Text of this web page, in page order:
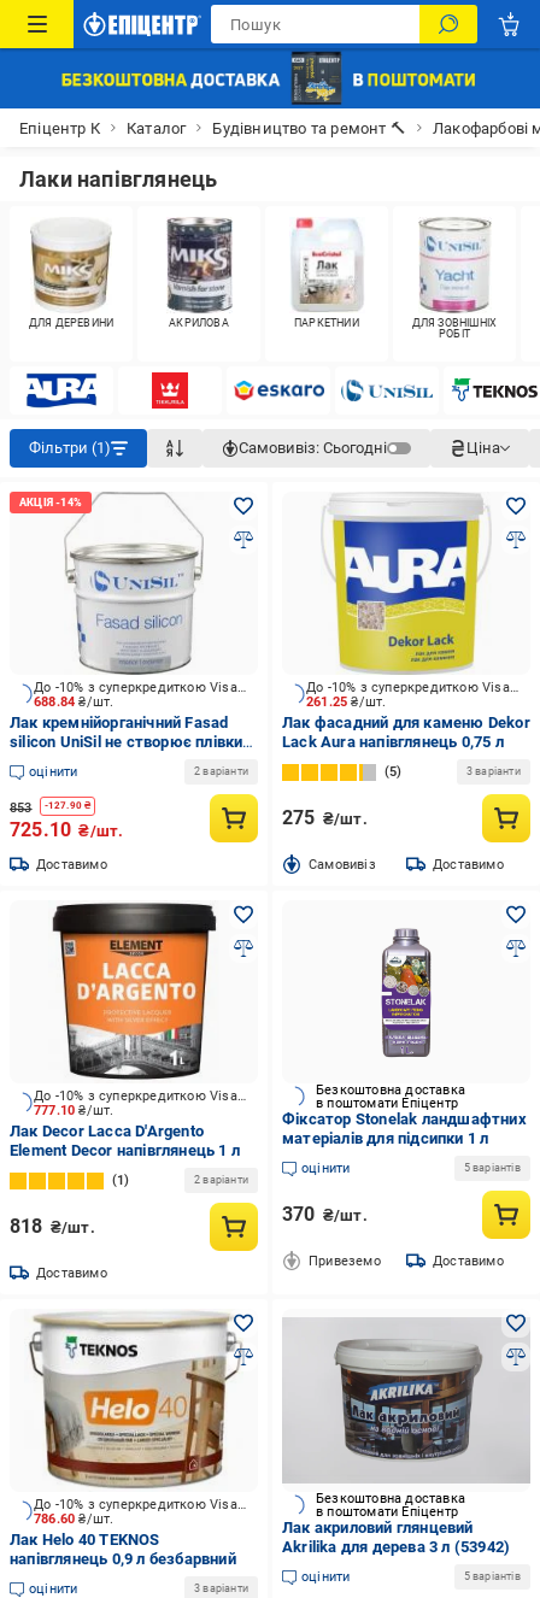
Епіцентр К Каталог Будівництво та ремонт 🔨 Лакофарбові
Лаки напівглянець
ДЛЯ ДЕРЕВИНИ АКРИЛОВА ПАРКЕТНИЙ
ДЛЯ ЗОВНІШНІХ
РОБІТ
Фільтри (1) Самовивіз: Сьогодні Ціна
688.84₴/шт.
До -10% з суперкредиткою Visa Вигода
Лак кремнійорганічний Fasad
silicon UniSil не створює плівки
прозорий 2,2 л
оцінити 2 варіанти
853 -127.90 ₴
725.10 ₴/шт.
Доставимо
261.25₴/шт.
До -10% з суперкредиткою Visa Вигода
Лак фасадний для каменю Dekor
Lack Aura напівглянець 0,75 л
5 3 варіанти
275 ₴/шт.
Cамовивіз Доставимо
777.10₴/шт.
До -10% з суперкредиткою Visa Вигода
Лак Decor Lacca D'Argento
Element Decor напівглянець 1 л
1 2 варіанти
818 ₴/шт.
Доставимо
Безкоштовна доставка
в поштомати Епіцентр
Фіксатор Stonelak ландшафтних
матеріалів для підсипки 1 л
оцінити 5 варіантів
370 ₴/шт.
Привеземо Доставимо
786.60₴/шт.
До -10% з суперкредиткою Visa Вигода
Лак Helo 40 TEKNOS
напівглянець 0,9 л безбарвний
оцінити 3 варіанти
Безкоштовна доставка
в поштомати Епіцентр
Лак акриловий глянцевий
Akrilika для дерева 3 л (53942)
оцінити 5 варіантів